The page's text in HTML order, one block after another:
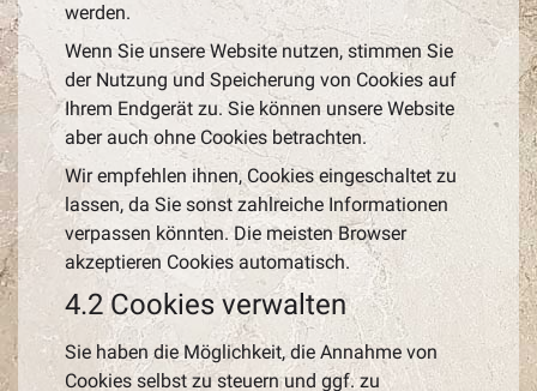
werden.
Wenn Sie unsere Website nutzen, stimmen Sie
der Nutzung und Speicherung von Cookies auf
Ihrem Endgerät zu. Sie können unsere Website
aber auch ohne Cookies betrachten.
Wir empfehlen ihnen, Cookies eingeschaltet zu
lassen, da Sie sonst zahlreiche Informationen
verpassen könnten. Die meisten Browser
akzeptieren Cookies automatisch.
4.2 Cookies verwalten
Sie haben die Möglichkeit, die Annahme von
Cookies selbst zu steuern und ggf. zu